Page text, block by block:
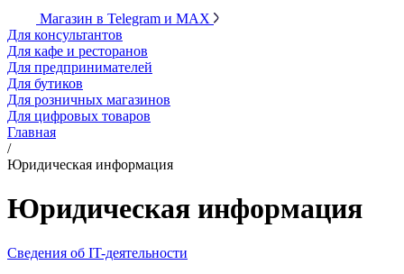
Магазин в Telegram и MAX
Для консультантов
Для кафе и ресторанов
Для предпринимателей
Для бутиков
Для розничных магазинов
Для цифровых товаров
Главная
/
Юридическая информация
Юридическая информация
Сведения об IT-деятельности